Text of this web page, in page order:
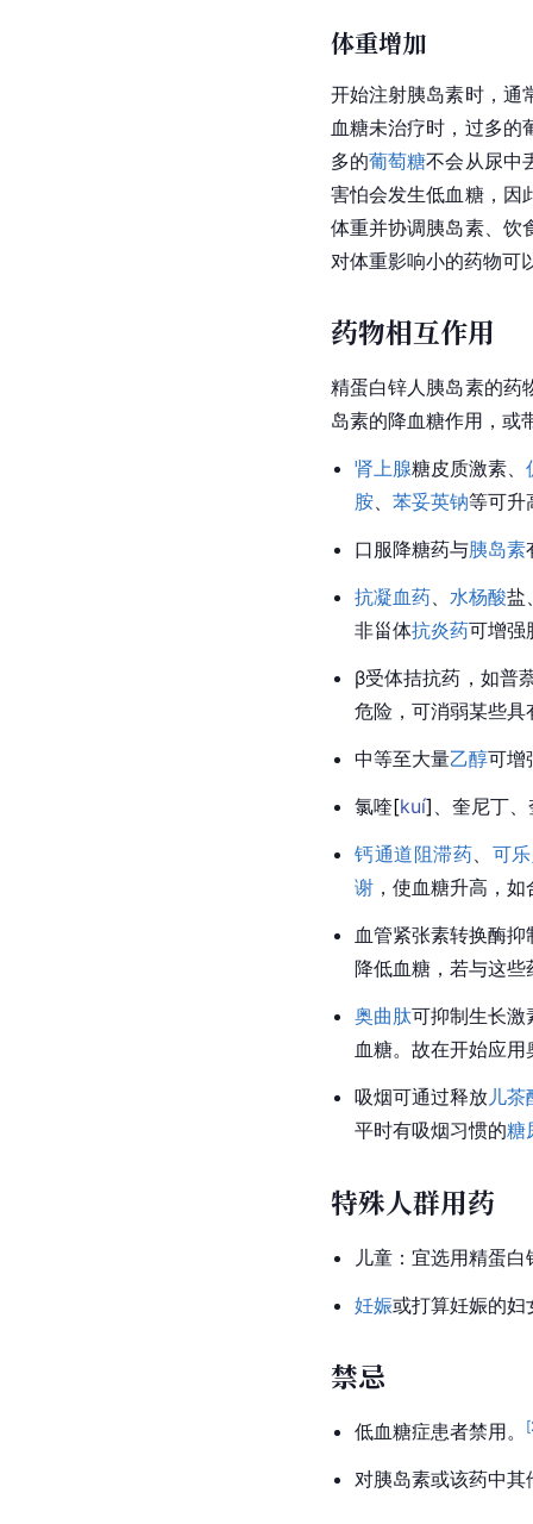
体重增加
开始注射胰岛素时，通
血糖未治疗时，过多的
多的葡萄糖不会从尿中
害怕会发生低血糖，因
体重并协调胰岛素、饮
对体重影响小的药物可
药物相互作用
精蛋白锌人胰岛素的药
岛素的降血糖作用，或
肾上腺糖皮质激素、
胺、 苯妥英钠等可升
口服降糖药与胰岛素
抗凝血药、 水杨酸盐
非甾体抗炎药可增强
β受体拮抗药，如普
危险，可消弱某些
中等至大量乙醇可增
氯喹[kuí] 、奎尼丁
钙通道阻滞药、 可
谢 ，使血糖升高，
血管紧张素转换酶
降低血糖，若与这些
奥曲肽可抑制生长激
血糖。故在开始应
吸烟可通过释放儿茶
平时有吸烟习惯的糖
特殊人群用药
儿童：宜选用精蛋白
妊娠或打算妊娠的妇
禁忌
低血糖症患者禁用。 [
对胰岛素或该药中